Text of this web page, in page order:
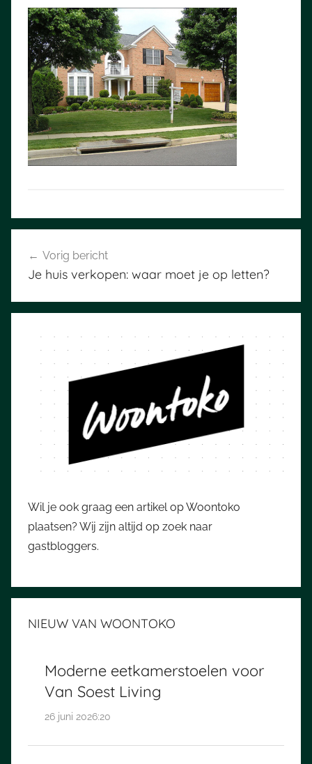
navigatie
Vorig bericht
Je huis verkopen: waar moet je op letten?
Wil je ook graag een artikel op Woontoko
plaatsen? Wij zijn altijd op zoek naar
gastbloggers.
NIEUW VAN WOONTOKO
Moderne eetkamerstoelen voor
Van Soest Living
26 juni 2026:20